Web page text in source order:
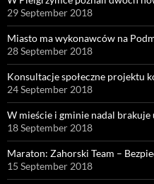
29 September 2018
Miasto ma wykonawców na
28 September 2018
Konsultacje społeczne projektu
24 September 2018
W mieście i gminie nadal
18 September 2018
Maraton: Zahorski Team –
15 September 2018